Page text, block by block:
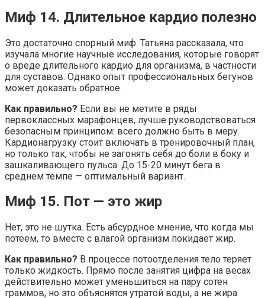
Миф 14. Длительное кардио полезно
Это достаточно спорный миф. Татьяна рассказала, что
изучала многие научные исследования, которые говорят
о вреде длительного кардио для организма, в частности
для суставов. Однако опыт профессиональных бегунов
может доказать обратное.
Как правильно? Если вы не метите в ряды
первоклассных марафонцев, лучше руководствоваться
безопасным принципом: всего должно быть в меру.
Кардионагрузку стоит включать в тренировочный план,
но только так, чтобы не загонять себя до боли в боку и
зашкаливающего пульса. До 15-20 минут бега в
среднем темпе — оптимальный вариант.
Миф 15. Пот — это жир
Нет, это не шутка. Есть абсурдное мнение, что когда мы
потеем, то вместе с влагой организм покидает жир.
Как правильно? В процессе потоотделения тело теряет
только жидкость. Прямо после занятия цифра на весах
действительно может уменьшиться на пару сотен
граммов, но это объяснятся утратой воды, а не жира.